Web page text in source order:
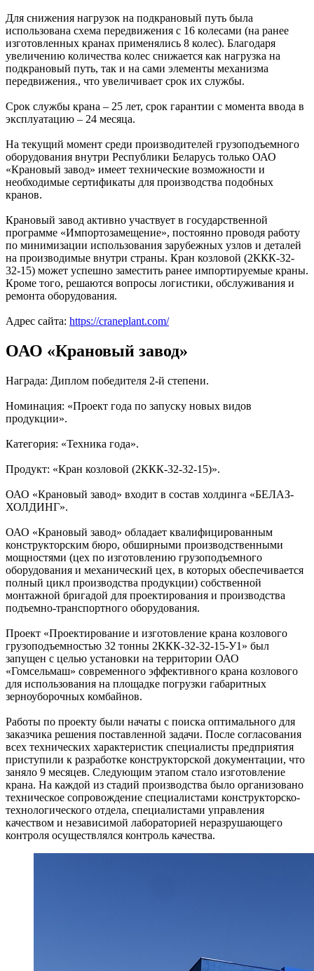
Для снижения нагрузок на подкрановый путь была
использована схема передвижения с 16 колесами (на ранее
изготовленных кранах применялись 8 колес). Благодаря
увеличению количества колес снижается как нагрузка на
подкрановый путь, так и на сами элементы механизма
передвижения., что увеличивает срок их службы.
Срок службы крана – 25 лет, срок гарантии с момента ввода в
эксплуатацию – 24 месяца.
На текущий момент среди производителей грузоподъемного
оборудования внутри Республики Беларусь только ОАО
«Крановый завод» имеет технические возможности и
необходимые сертификаты для производства подобных
кранов.
Крановый завод активно участвует в государственной
программе «Импортозамещение», постоянно проводя работу
по минимизации использования зарубежных узлов и деталей
на производимые внутри страны. Кран козловой (2ККК-32-
32-15) может успешно заместить ранее импортируемые краны.
Кроме того, решаются вопросы логистики, обслуживания и
ремонта оборудования.
Адрес сайта: https://craneplant.com/
ОАО «Крановый завод»
Награда: Диплом победителя 2-й степени.
Номинация: «Проект года по запуску новых видов
продукции».
Категория: «Техника года».
Продукт: «Кран козловой (2ККК-32-32-15)».
ОАО «Крановый завод» входит в состав холдинга «БЕЛАЗ-
ХОЛДИНГ».
ОАО «Крановый завод» обладает квалифицированным
конструкторским бюро, обширными производственными
мощностями (цех по изготовлению грузоподъемного
оборудования и механический цех, в которых обеспечивается
полный цикл производства продукции) собственной
монтажной бригадой для проектирования и производства
подъемно-транспортного оборудования.
Проект «Проектирование и изготовление крана козлового
грузоподъемностью 32 тонны 2ККК-32-32-15-У1» был
запущен с целью установки на территории ОАО
«Гомсельмаш» современного эффективного крана козлового
для использования на площадке погрузки габаритных
зерноуборочных комбайнов.
Работы по проекту были начаты с поиска оптимального для
заказчика решения поставленной задачи. После согласования
всех технических характеристик специалисты предприятия
приступили к разработке конструкторской документации, что
заняло 9 месяцев. Следующим этапом стало изготовление
крана. На каждой из стадий производства было организовано
техническое сопровождение специалистами конструкторско-
технологического отдела, специалистами управления
качеством и независимой лабораторией неразрушающего
контроля осуществлялся контроль качества.